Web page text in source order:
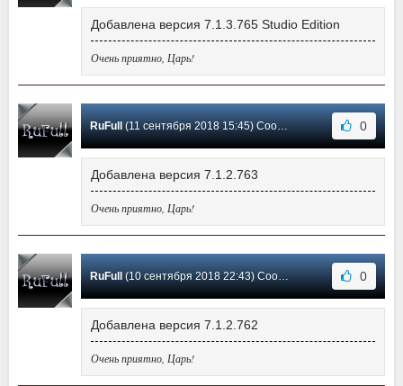
Добавлена версия 7.1.3.765 Studio Edition
Очень приятно, Царь!
RuFull (11 сентября 2018 15:45) Сообщение #16 0
Добавлена версия 7.1.2.763
Очень приятно, Царь!
RuFull (10 сентября 2018 22:43) Сообщение #15 0
Добавлена версия 7.1.2.762
Очень приятно, Царь!